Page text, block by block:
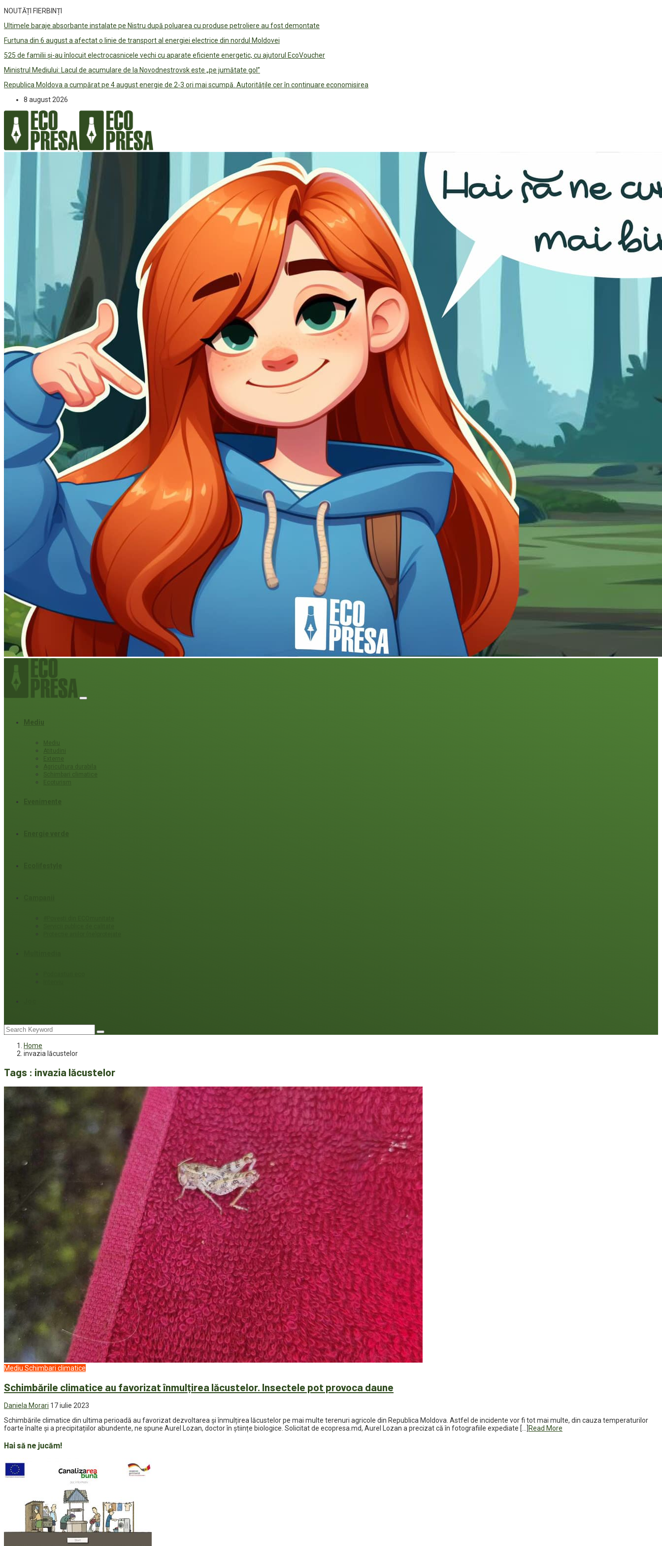
NOUTĂȚI FIERBINȚI
Ultimele baraje absorbante instalate pe Nistru după poluarea cu produse petroliere au fost demontate
Furtuna din 6 august a afectat o linie de transport al energiei electrice din nordul Moldovei
525 de familii și-au înlocuit electrocasnicele vechi cu aparate eficiente energetic, cu ajutorul EcoVoucher
Ministrul Mediului: Lacul de acumulare de la Novodnestrovsk este „pe jumătate gol”
Republica Moldova a cumpărat pe 4 august energie de 2-3 ori mai scumpă. Autoritățile cer în continuare economisirea
8 august 2026
Mediu
Mediu
Atitudini
Externe
Agricultura durabila
Schimbari climatice
Ecoturism
Home
invazia lăcustelor
Tags : invazia lăcustelor
Mediu Schimbari climatice
Schimbările climatice au favorizat înmulțirea lăcustelor. Insectele pot provoca daune
Daniela Morari 17 iulie 2023
Schimbările climatice din ultima perioadă au favorizat dezvoltarea și înmulțirea lăcustelor pe mai multe terenuri agricole din Republica Moldova. Astfel de incidente vor fi tot mai multe, din cauza temperaturilor
foarte înalte și a precipitațiilor abundente, ne spune Aurel Lozan, doctor în științe biologice. Solicitat de ecopresa.md, Aurel Lozan a precizat că în fotografiile expediate […] Read More
Hai să ne jucăm!